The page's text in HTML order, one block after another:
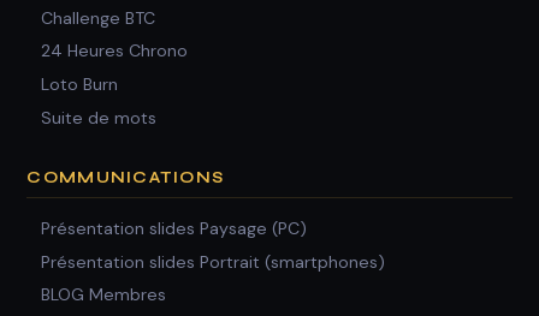
Challenge BTC
24 Heures Chrono
Loto Burn
Suite de mots
COMMUNICATIONS
Présentation slides Paysage (PC)
Présentation slides Portrait (smartphones)
BLOG Membres